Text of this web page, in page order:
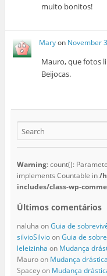
muito bonitos!
Maryon November
Mauro, que fotos
Beijocas.
Warning: count():
implements Countable in/
includes/class-wp-
Últimos comentários
naluha onGuia de
silvioSilvioonGuia de
leleizinha on Mudança
Mauroon Mudança drástica
Spaceyon Mudança